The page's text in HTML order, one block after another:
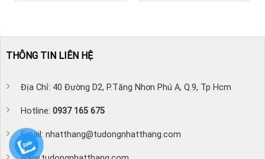
THÔNG TIN LIÊN HỆ
Địa Chỉ: 40 Đường D2, P.Tăng Nhơn Phú A, Q.9, Tp Hcm
Hotline: 0937 165 675
Email: nhatthang@tudongnhatthang.com